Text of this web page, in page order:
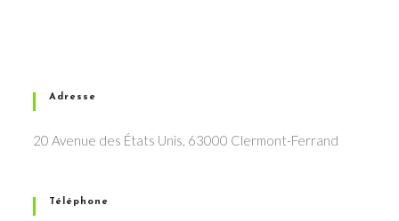
Adresse
20 Avenue des États Unis, 63000 Clermont-Ferrand
Téléphone